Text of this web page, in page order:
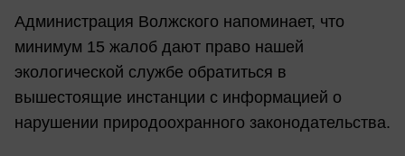
Администрация Волжского напоминает, что
минимум 15 жалоб дают право нашей
экологической службе обратиться в
вышестоящие инстанции с информацией о
нарушении природоохранного законодательства.